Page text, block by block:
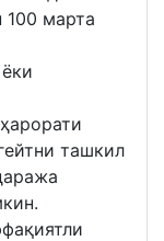
100 марта
ташкил